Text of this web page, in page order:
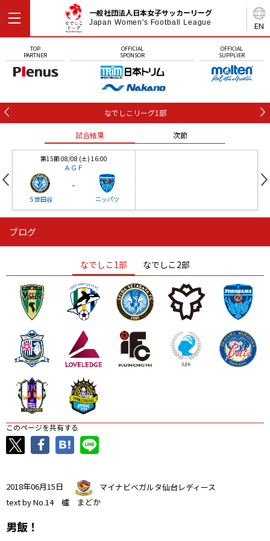
EN
一般社団法人日本女子サッカーリーグ
Japan Women's Football League
TOP
PARTNER
OFFICIAL
SPONSOR
OFFICIAL
SUPPLIER
なでしこリーグ1部
試合結果 次節
第15節 08/08 (土) 16:00
ＡＧＦ
Ｓ世田谷
-
ニッパツ
ニッパツ
ニッパツ 名古屋
石人の星
静岡 愛媛Ｌ
ブログ
なでしこ1部 なでしこ2部
このページを共有する
2018年06月15日
マイナビベガルタ仙台レディース
text by No.14 櫨 まどか
男飯！